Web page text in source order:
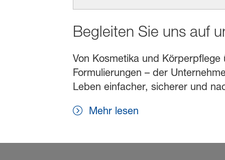
Begleiten Sie uns auf
Von Kosmetika und
Formulierungen – der
Leben einfacher, sicherer und
Mehr lesen